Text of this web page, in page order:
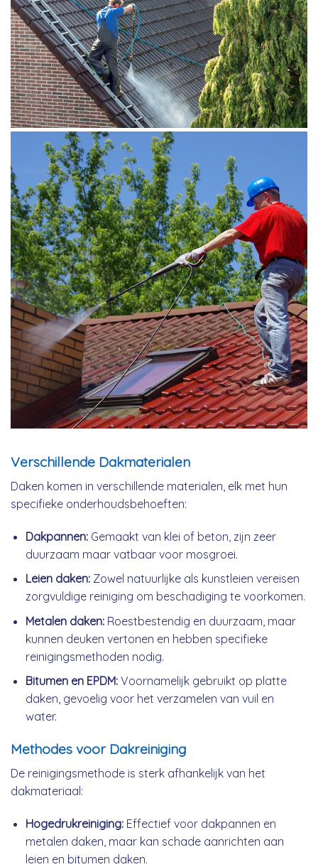
Verschillende Dakmaterialen
Daken komen in verschillende materialen, elk met hun
specifieke onderhoudsbehoeften:
Dakpannen:Gemaakt van klei of beton, zijn zeer
duurzaam maar vatbaar voor mosgroei.
Leien daken:Zowel natuurlijke als kunstleien vereisen
zorgvuldige reiniging om beschadiging te voorkomen.
Metalen daken:Roestbestendig en duurzaam, maar
kunnen deuken vertonen en hebben specifieke
reinigingsmethoden nodig.
Bitumen en EPDM:Voornamelijk gebruikt op platte
daken, gevoelig voor het verzamelen van vuil en
water.
Methodes voor Dakreiniging
De reinigingsmethode is sterk afhankelijk van het
dakmateriaal:
Hogedrukreiniging:Effectief voor dakpannen en
metalen daken, maar kan schade aanrichten aan
leien en bitumen daken.